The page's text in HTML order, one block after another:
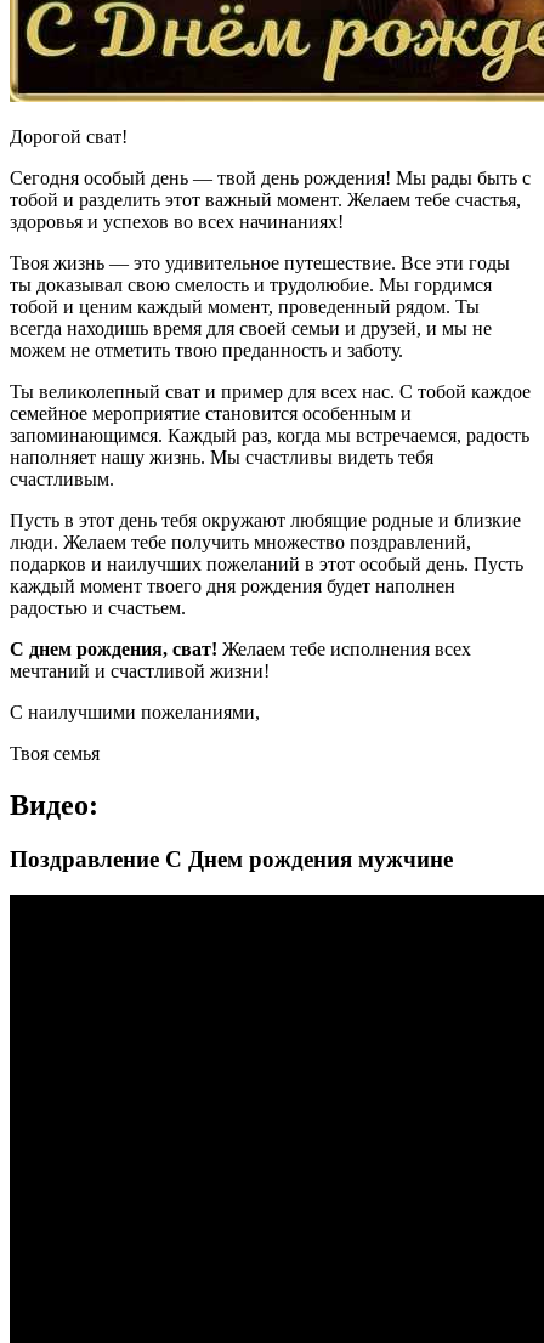
Дорогой сват!
Сегодня особый день — твой день рождения! Мы рады быть с
тобой и разделить этот важный момент. Желаем тебе счастья,
здоровья и успехов во всех начинаниях!
Твоя жизнь — это удивительное путешествие. Все эти годы
ты доказывал свою смелость и трудолюбие. Мы гордимся
тобой и ценим каждый момент, проведенный рядом. Ты
всегда находишь время для своей семьи и друзей, и мы не
можем не отметить твою преданность и заботу.
Ты великолепный сват и пример для всех нас. С тобой каждое
семейное мероприятие становится особенным и
запоминающимся. Каждый раз, когда мы встречаемся, радость
наполняет нашу жизнь. Мы счастливы видеть тебя
счастливым.
Пусть в этот день тебя окружают любящие родные и близкие
люди. Желаем тебе получить множество поздравлений,
подарков и наилучших пожеланий в этот особый день. Пусть
каждый момент твоего дня рождения будет наполнен
радостью и счастьем.
С днем рождения, сват! Желаем тебе исполнения всех
мечтаний и счастливой жизни!
С наилучшими пожеланиями,
Твоя семья
Видео:
Поздравление С Днем рождения мужчине